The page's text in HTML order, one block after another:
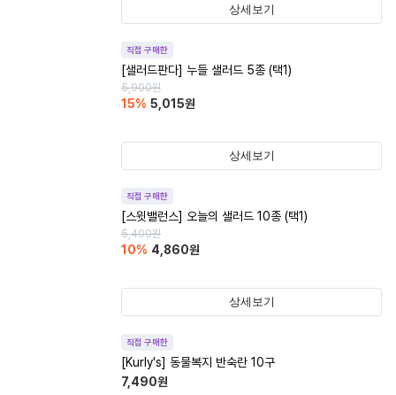
상세보기
직접 구매한
[샐러드판다] 누들 샐러드 5종 (택1)
5,900원
15% 5,015원
상세보기
직접 구매한
[스윗밸런스] 오늘의 샐러드 10종 (택1)
5,400원
10% 4,860원
상세보기
직접 구매한
[Kurly's] 동물복지 반숙란 10구
7,490원